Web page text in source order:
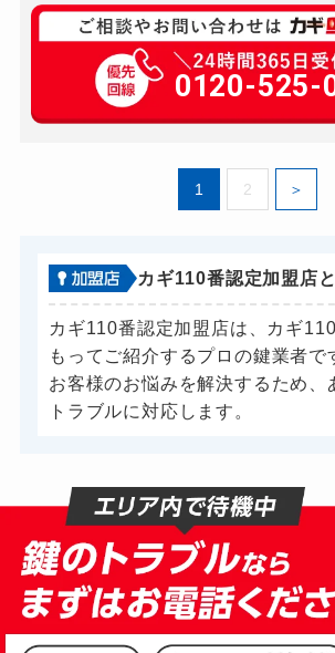
車カギ開け
0120-525-
1 2
カギ110番認定加盟店
カギ110番認定加盟店は、カギ
もってご紹介するプロの鍵業者で
お客様のお悩みを解決するため、
トラブルに対応します。